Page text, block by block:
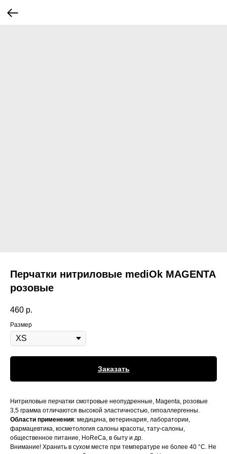
Перчатки нитриловые mediOk MAGENTA
розовые
460 р.
Размер
Заказать
Нитриловые перчатки смотровые неопудренные, Magenta, розовые
3,5 грамма отличаются высокой эластичностью, гипоаллергенны.
Области применения: медицина, ветеринария, лаборатории,
фармацевтика, косметология салоны красоты, тату-салоны,
общественное питание, HoReCa, в быту и др.
Внимание! Хранить в сухом месте при температуре не более 40 °С. Не